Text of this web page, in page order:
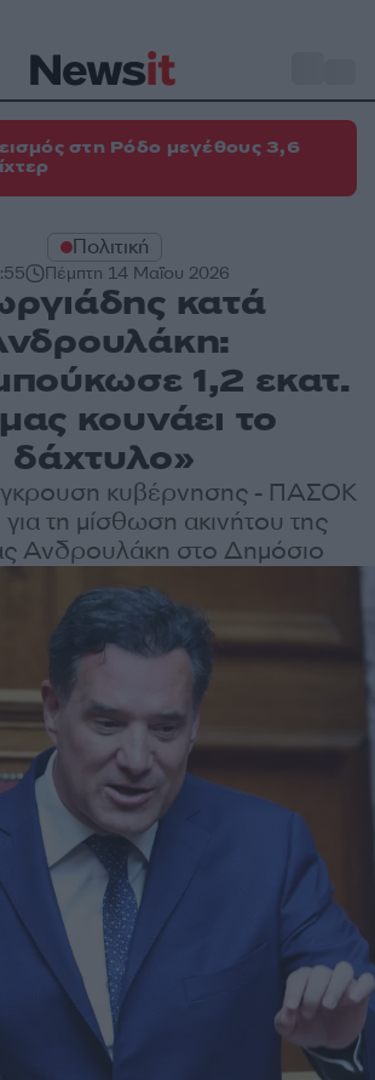
στη Ρόδο μεγέθους 3,6
Πολιτική
Πέμπτη 14 Μαΐου 2026
κατά
1,2 εκατ.
κουνάει το
δάχτυλο»
κυβέρνησης - ΠΑΣΟΚ
τη μίσθωση ακινήτου της
Ανδρουλάκη στο Δημόσιο